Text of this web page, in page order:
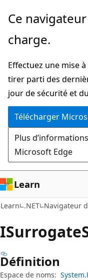
Passer
directement
au
principal
Passer
la
dans
la
page
Ce
charge.
Effectuez une mise
tirer parti des
jour de sécurité et
Télécharger
Plus
Microsoft Edge
Learn
Learn .NET Navigateur
ISurrogate
Définition
Espace de noms: